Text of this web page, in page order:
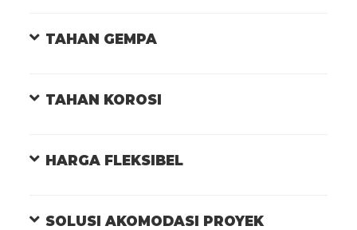
TAHAN GEMPA
TAHAN KOROSI
HARGA FLEKSIBEL
SOLUSI AKOMODASI PROYEK